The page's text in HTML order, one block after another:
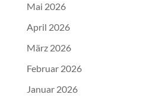
Mai 2026
April 2026
März 2026
Februar 2026
Januar 2026